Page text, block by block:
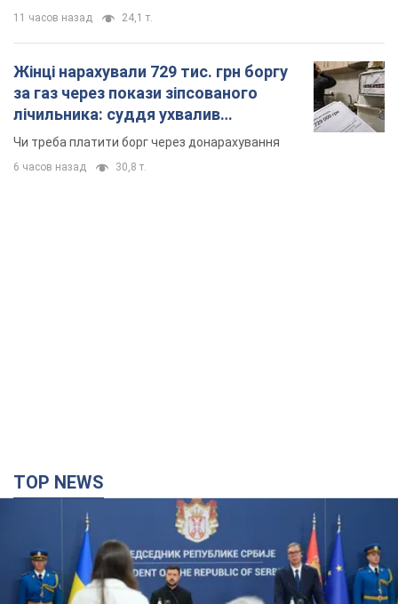
"Ми вдячні, але цього замало": Зеленський
закликав посилити санкції проти Росії
Президент подякував європейським партнерам за фінансову